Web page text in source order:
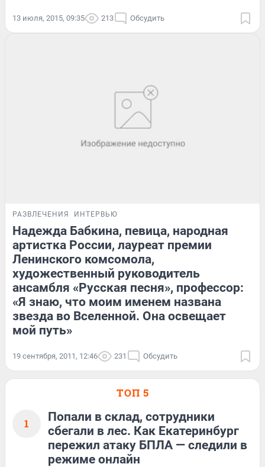
13 июля, 2015, 09:35 213 Обсудить
РАЗВЛЕЧЕНИЯ ИНТЕРВЬЮ
Надежда Бабкина, певица, народная
артистка России, лауреат премии
Ленинского комсомола,
художественный руководитель
ансамбля «Русская песня», профессор:
«Я знаю, что моим именем названа
звезда во Вселенной. Она освещает
мой путь»
19 сентября, 2011, 12:46 231 Обсудить
ТОП 5
1
Попали в склад, сотрудники
сбегали в лес. Как Екатеринбург
пережил атаку БПЛА — следили в
режиме онлайн